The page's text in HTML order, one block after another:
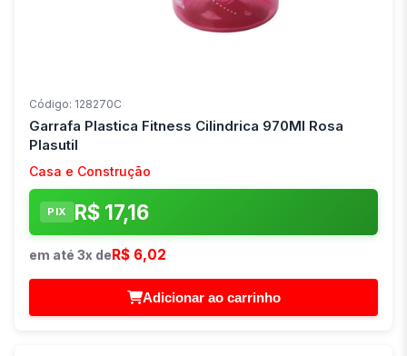
Código: 128270C
Garrafa Plastica Fitness Cilindrica 970Ml Rosa
Plasutil
Casa e Construção
PIX R$ 17,16
em até 3x deR$ 6,02
Adicionar ao carrinho